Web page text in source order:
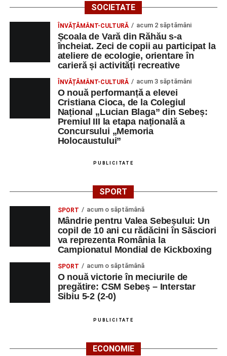
SOCIETATE
ÎNVĂȚĂMÂNT-CULTURĂ acum 2 săptămâni
Școala de Vară din Răhău s-a
încheiat. Zeci de copii au participat la
ateliere de ecologie, orientare în
carieră și activități recreative
ÎNVĂȚĂMÂNT-CULTURĂ acum 3 săptămâni
O nouă performanță a elevei
Cristiana Cioca, de la Colegiul
Național „Lucian Blaga” din Sebeș:
Premiul III la etapa națională a
Concursului „Memoria
Holocaustului”
PUBLICITATE
SPORT
SPORT acum o săptămână
Mândrie pentru Valea Sebeșului: Un
copil de 10 ani cu rădăcini în Săsciori
va reprezenta România la
Campionatul Mondial de Kickboxing
SPORT acum o săptămână
O nouă victorie în meciurile de
pregătire: CSM Sebeș – Interstar
Sibiu 5-2 (2-0)
PUBLICITATE
ECONOMIE